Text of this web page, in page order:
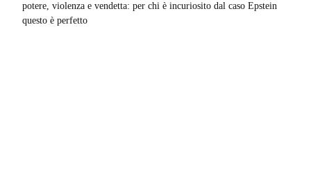
potere, violenza e vendetta: per chi è incuriosito dal caso Epstein
questo è perfetto